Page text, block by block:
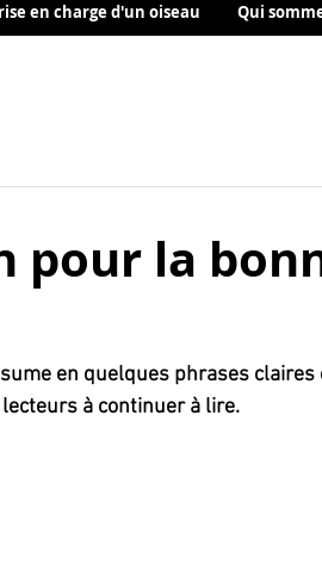
en charge d'un oiseau Qui
pour la
en quelques phrases claires
à continuer à lire.